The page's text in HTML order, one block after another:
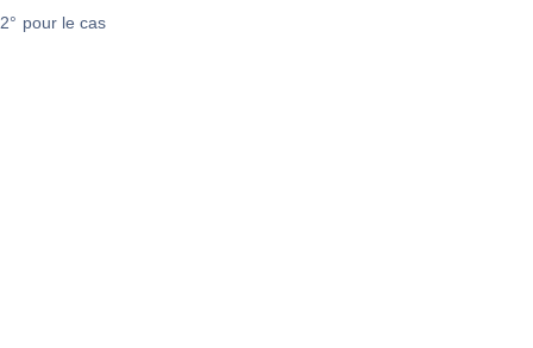
pour le cas